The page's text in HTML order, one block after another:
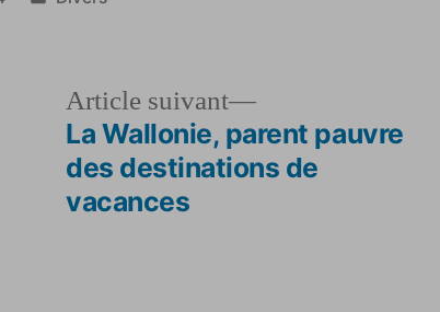
:
Article suivant
Article
suivant :
La Wallonie, parent pauvre
des destinations de
vacances